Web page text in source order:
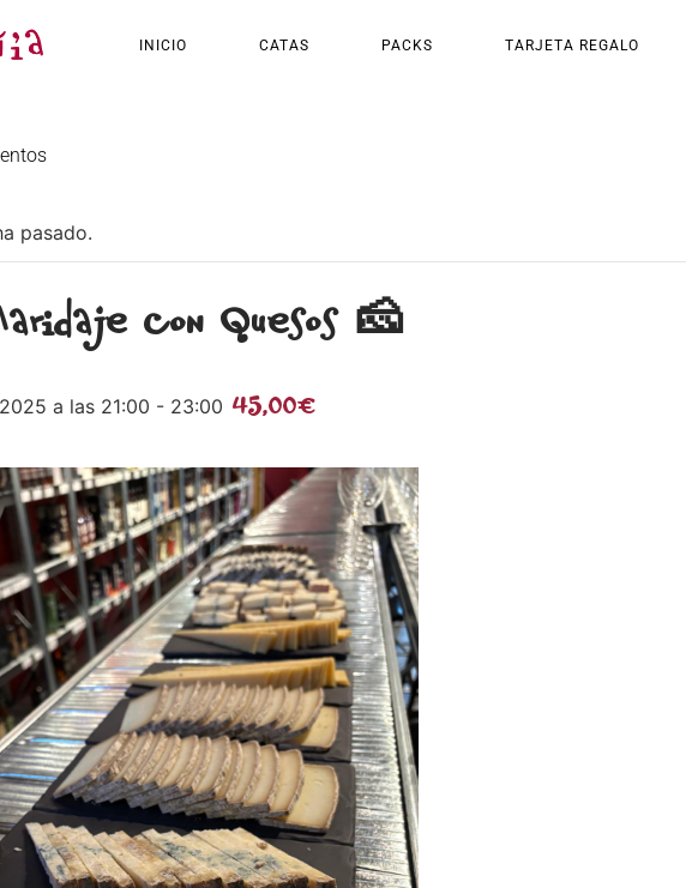
INICIO CATAS PACKS TARJETA REGALO
pasado.
con Quesos 🧀
a las 21:00 - 23:00 45,00€